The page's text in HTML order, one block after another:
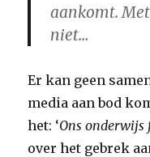
aankomt.
niet…
Er kan geen
media aan bod
het: ‘Ons onderwijs
over het gebrek